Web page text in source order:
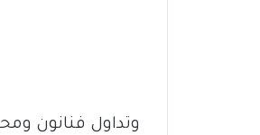
وتداول فنانون